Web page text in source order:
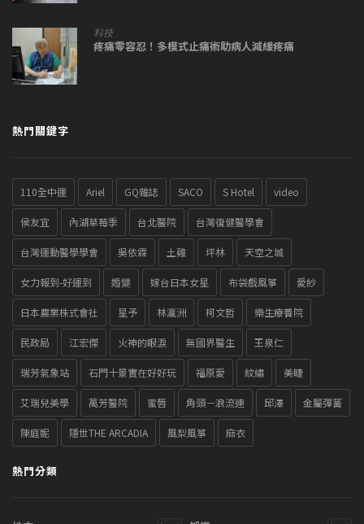
科技
疼痛零容忍！多模式止痛術助病人減緩疼痛
熱門關鍵字
110全中運 Ariel GQ雜誌 SACO S Hotel video
侯友宜 內湖草莓季 台北醫院 台灣復健醫學會
台灣運動醫學學會 吳依霖 土雞 坪林 天空之城
女力報到-好運到 婚變 嫁台日本女星 布袋戲風箏 愛紗
日本農業株式會社 星予 林瀛洲 柯文哲 樂生療養院
民政局 江宏傑 火神的眼淚 無國界醫生 王泉仁
瑞芳氣象站 石門十景實在好好玩 福原愛 紋繡 美睫
艾瑞兒美學 萬芳醫院 蜜唇 角頭－浪流連 邱澤 金屬彈簧
陳庭妮 隱世THE ARCADIA 風梨風箏 麻衣
熱門分類